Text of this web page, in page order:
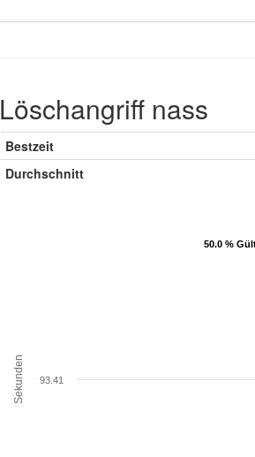
Löschangriff nass
Bestzeit
Durchschnitt
50.0 %
50.0 %
Sekunden 93.41